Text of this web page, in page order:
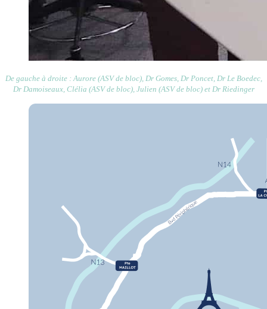
De gauche à droite : Aurore (ASV de bloc), Dr Gomes, Dr Poncet, Dr Le Boedec,
Dr Damoiseaux, Clélia (ASV de bloc), Julien (ASV de bloc) et Dr Riedinger